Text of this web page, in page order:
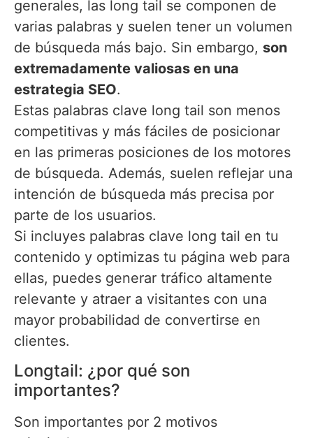
generales, las long tail se componen de
varias palabras y suelen tener un volumen
de búsqueda más bajo. Sin embargo, son
extremadamente valiosas en una
estrategia SEO.
Estas palabras clave long tail son menos
competitivas y más fáciles de posicionar
en las primeras posiciones de los motores
de búsqueda. Además, suelen reflejar una
intención de búsqueda más precisa por
parte de los usuarios.
Si incluyes palabras clave long tail en tu
contenido y optimizas tu página web para
ellas, puedes generar tráfico altamente
relevante y atraer a visitantes con una
mayor probabilidad de convertirse en
clientes.
Longtail: ¿por qué son
importantes?
Son importantes por 2 motivos